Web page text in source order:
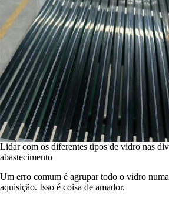
Lidar com os diferentes tipos de vidro nas
abastecimento
Um erro comum é agrupar todo o vidro
aquisição. Isso é coisa de amador.